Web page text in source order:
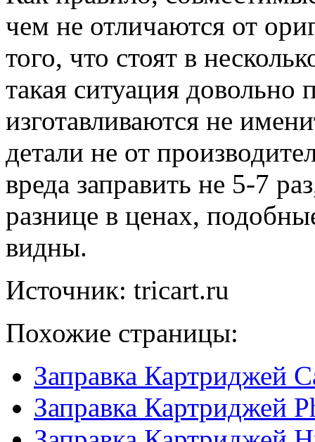
чем не отличаются от
того, что стоят в
такая ситуация довольно
изготавливаются не
детали не от
вреда заправить не 5-7
разнице в ценах,
видны.
Источник: tricart.ru
Похожие страницы:
Заправка Картриджей
Заправка Картриджей